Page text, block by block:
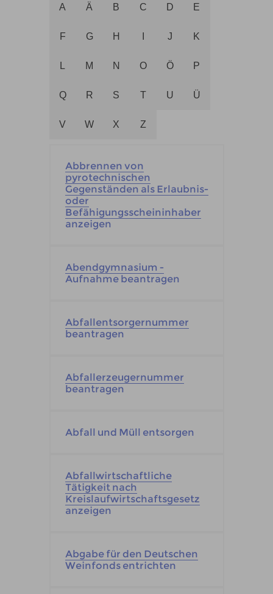
A Ä B C D E
F G H J K
L M N O Ö P
Q R S T U Ü
V W X Z
Abbrennen von
pyrotechnischen
Gegenständen als Erlaubnis-
oder
Befähigungsscheininhaber
anzeigen
Abendgymnasium -
Aufnahme beantragen
Abfallentsorgernummer
beantragen
Abfallerzeugernummer
beantragen
Abfall und Müll entsorgen
Abfallwirtschaftliche
Tätigkeit nach
Kreislaufwirtschaftsgesetz
anzeigen
Abgabe für den Deutschen
Weinfonds entrichten